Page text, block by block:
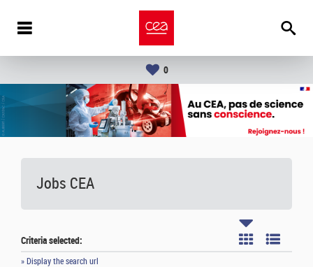
0
Jobs CEA
Criteria selected:
» Display the search url